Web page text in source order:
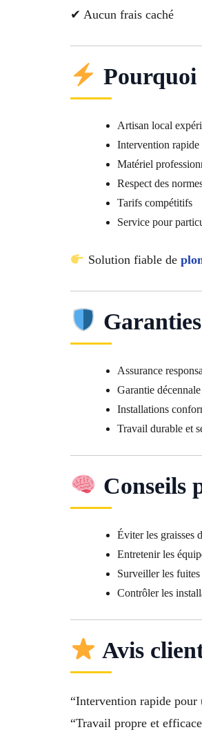
✔ Aucun frais caché
Pourquoi
Artisan local
Intervention
Matériel
Respect des
Tarifs compétitifs
Service pour
Solution fiable de
Assurance
Garantie décennale
Installations
Travail durable et
Conseils
Éviter les graisses
Entretenir les
Surveiller les fuites
Contrôler les
Avis
“Intervention rapide
“Travail propre et